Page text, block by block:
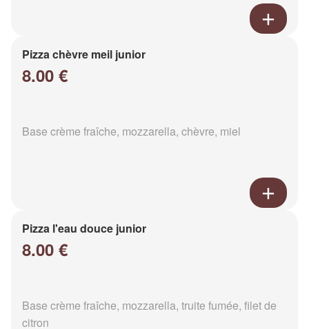
Pizza chèvre meil junior
8.00 €
Base crème fraîche, mozzarella, chèvre, miel
Pizza l'eau douce junior
8.00 €
Base crème fraîche, mozzarella, truite fumée, filet de
citron